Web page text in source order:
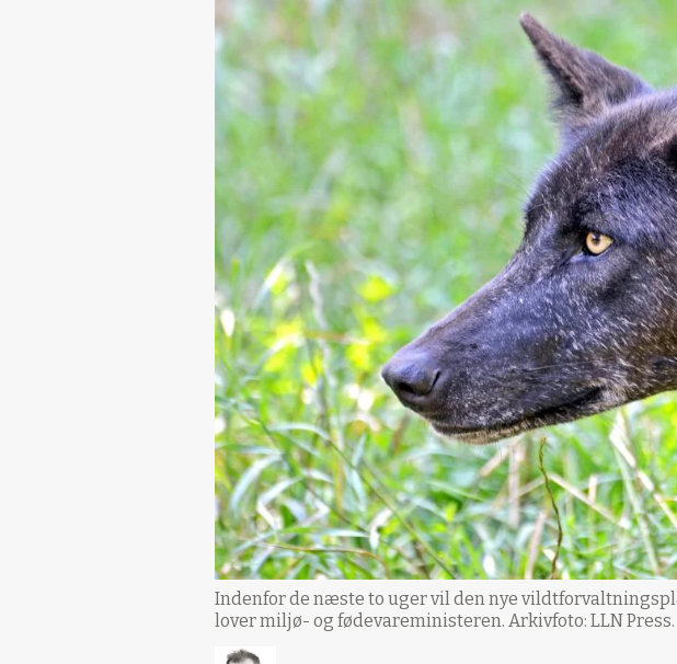
Indenfor de næste to uger vil den nye
lover miljø- og fødevareministeren. Arkivfoto: LLN Press.